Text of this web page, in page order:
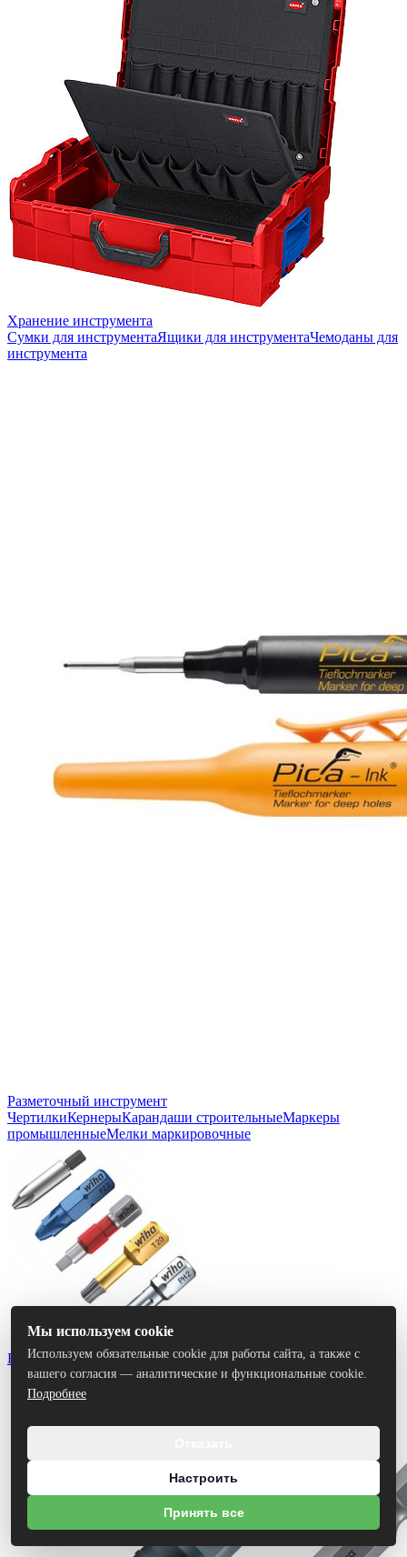
Хранение инструмента
Сумки для инструментаЯщики для инструментаЧемоданы для
инструмента
Разметочный инструмент
ЧертилкиКернерыКарандаши строительныеМаркеры
промышленныеМелки маркировочные
Биты
Мы используем cookie
Используем обязательные cookie для работы сайта, а также с
вашего согласия — аналитические и функциональные cookie.
Подробнее
Настроить
Принять все